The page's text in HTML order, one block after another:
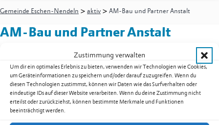
Zustimmung verwalten
Um dir ein optimales Erlebnis zu bieten, verwenden wir Technologien wie Cookies,
um Geräteinformationen zu speichern und/oder darauf zuzugreifen. Wenn du
diesen Technologien zustimmst, können wir Daten wie das Surfverhalten oder
eindeutige IDs auf dieser Website verarbeiten. Wenn du deine Zustimmung nicht
erteilst oder zurückziehst, können bestimmte Merkmale und Funktionen
beeinträchtigt werden.
Gemeinde Eschen-Nendeln > aktiv > AM-Bau und Partner Anstalt
AM-Bau und Partner Anstalt
Goldene Boos-Gasse 45
9492Eschen
Festnetz+423 370 13 05
am-bau@adon.li